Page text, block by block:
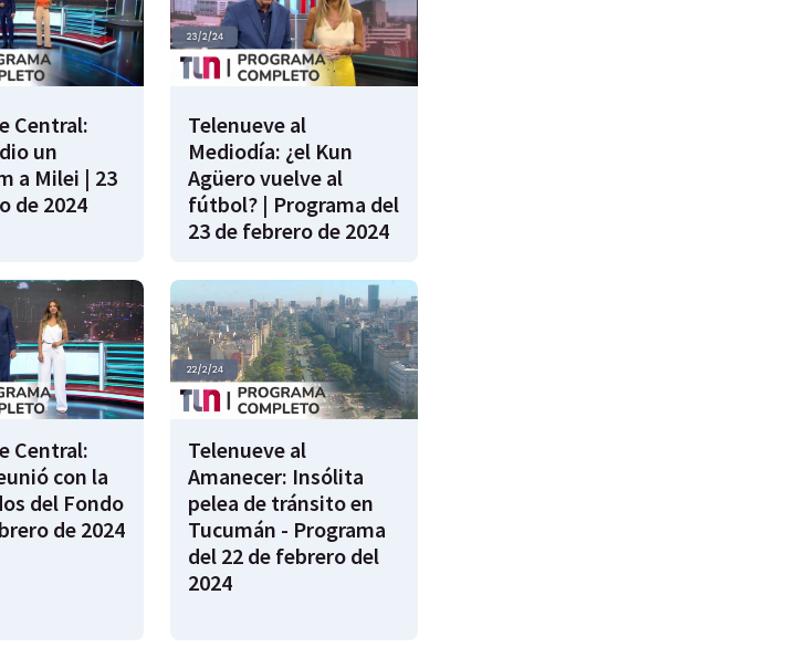
Central:
un
a Milei | 23
de 2024
Telenueve al
Mediodía: ¿el Kun
Agüero vuelve al
fútbol? | Programa del
23 de febrero de 2024
Central:
con la
del Fondo
de 2024
Telenueve al
Amanecer: Insólita
pelea de tránsito en
Tucumán - Programa
del 22 de febrero del
2024